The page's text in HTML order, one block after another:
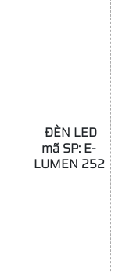
ĐÈN LED
mã SP: E-
LUMEN 252